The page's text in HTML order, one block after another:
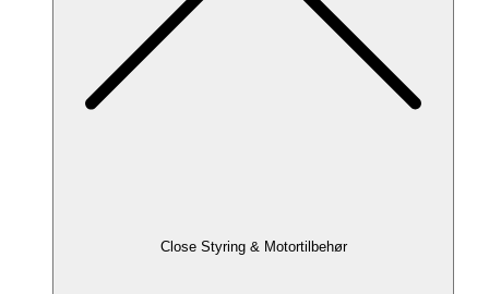
Close Styring & Motortilbehør